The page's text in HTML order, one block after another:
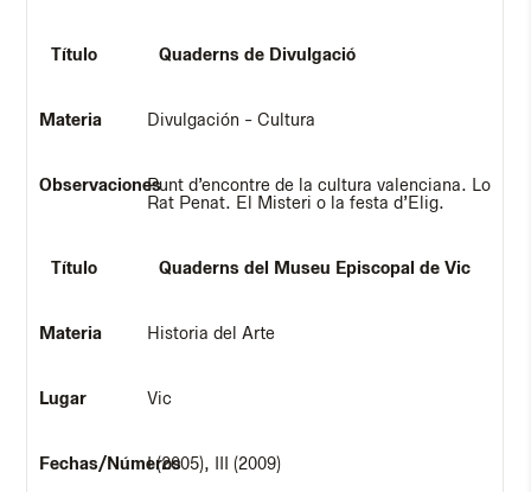
Quaderns de Divulgació
Divulgación - Cultura
Punt d’encontre de la cultura valenciana. Lo
Rat Penat. El Misteri o la festa d’Elig.
Quaderns del Museu Episcopal de Vic
Historia del Arte
Vic
I (2005), III (2009)